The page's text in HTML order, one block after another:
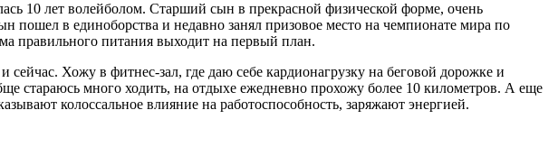
10 лет волейболом. Старший сын в прекрасной физической форме, очень
пошел в единоборства и недавно занял призовое место на чемпионате мира по
правильного питания выходит на первый план.
Хожу в фитнес-зал, где даю себе кардионагрузку на беговой дорожке и
стараюсь много ходить, на отдыхе ежедневно прохожу более 10 километров. А еще
колоссальное влияние на работоспособность, заряжают энергией.